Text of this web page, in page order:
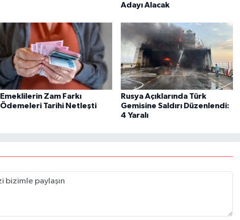
Adayı Alacak
Emeklilerin Zam Farkı
Ödemeleri Tarihi Netleşti
Rusya Açıklarında Türk
Gemisine Saldırı Düzenlendi:
4 Yaralı